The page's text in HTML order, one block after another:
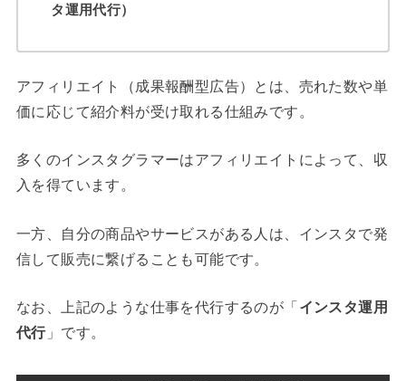
タ運用代行）
アフィリエイト（成果報酬型広告）とは、売れた数や単
価に応じて紹介料が受け取れる仕組みです。
多くのインスタグラマーはアフィリエイトによって、収
入を得ています。
一方、自分の商品やサービスがある人は、インスタで発
信して販売に繋げることも可能です。
なお、上記のような仕事を代行するのが「 インスタ運用
代行」です。